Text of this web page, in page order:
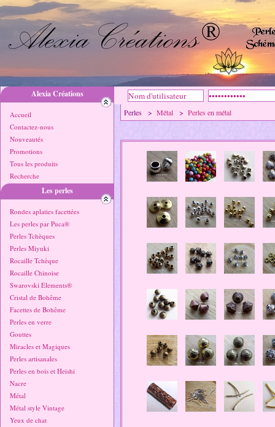
Alexia Créations
Accueil
Contactez-nous
Nouveautés
Promotions
Tous les produits
Recherche
Les perles
Rondes aplaties facettées
Les perles par Puca®
Perles Tchèques
Perles Miyuki
Rocaille Tchèque
Rocaille Chinoise
Swarovski Elements®
Cristal de Bohême
Facettes de Bohême
Perles en verre
Gouttes
Miracles et Magiques
Perles artisanales
Perles en bois et Heishi
Nacre
Métal
Métal style Vintage
Yeux de chat
Perles > Métal > Perles en métal